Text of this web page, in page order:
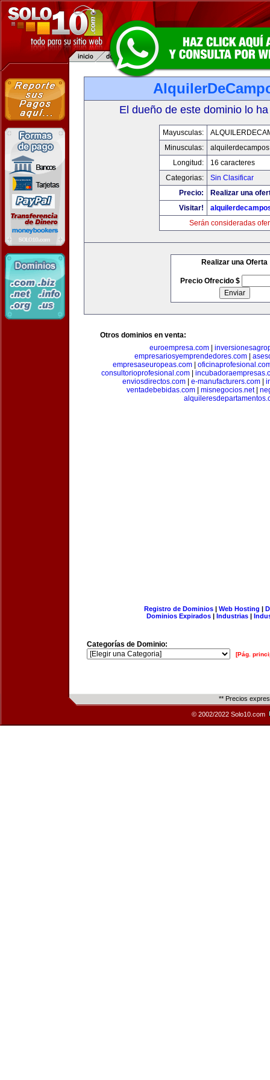
El dueño de este dominio lo
Mayusculas:
Minusculas:
Longitud:
16 caracteres
Categorias:
Sin Clasificar
Precio:
Realizar una
Visitar!
Serán consideradas
Realizar una Oferta
Precio Ofrecido $
Otros dominios en venta:
euroempresa.com
empresariosyemprendedores.com
empresaseuropeas.com
consultorioprofesional.com
enviosdirectos.com
e-manufacturers.com
ventadebebidas.com| misnegocios.net|
Registro de Dominios| Web Hosting |
Dominios Expirados | Industrias |
Categorías de Dominio:
[Pág.
** Precios
© 2002/2022 Solo10.com